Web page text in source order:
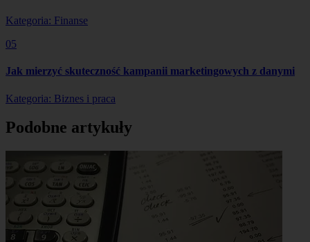
Kategoria: Finanse
05
Jak mierzyć skuteczność kampanii marketingowych z danymi
Kategoria: Biznes i praca
Podobne artykuły